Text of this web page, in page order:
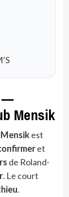
—
Mensik
est
et
de Roland-
. Le court
.